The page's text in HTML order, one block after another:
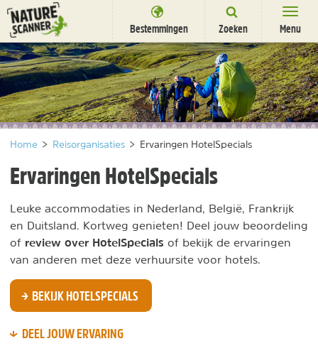
Ga
naar
content
Bestemmingen Zoeken Menu
Bestemmingen
Overnachten
Activiteiten
Natuurparken
Dieren
Nieuwsbrief Uitgelicht
Partners nl /fr
Home > Reisorganisaties > Ervaringen HotelSpecials
Ervaringen HotelSpecials
Leuke accommodaties in Nederland, België, Frankrijk
en Duitsland. Kortweg genieten! Deel jouw beoordeling
of review over HotelSpecials of bekijk de ervaringen
van anderen met deze verhuursite voor hotels.
BEKIJK HOTELSPECIALS
DEEL JOUW ERVARING